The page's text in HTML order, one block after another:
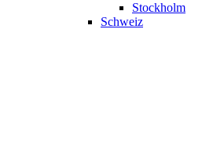
Stockholm
Schweiz